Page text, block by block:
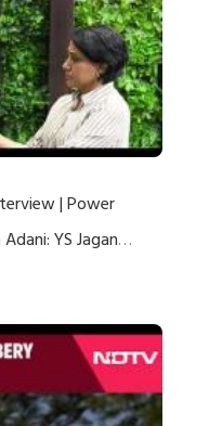
| Power
YS Jagan